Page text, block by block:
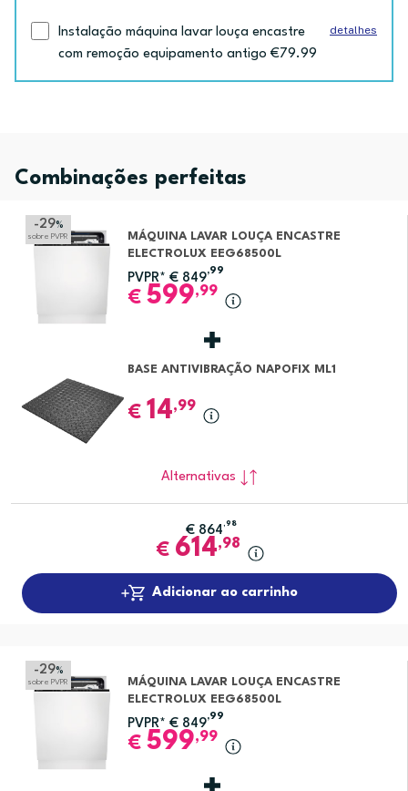
Instalação máquina lavar louça encastre
com remoção equipamento antigo €79.99
detalhes
Combinações perfeitas
-29%
sobre PVPR
MÁQUINA LAVAR LOUÇA ENCASTRE
ELECTROLUX EEG68500L
PVPR* € 849
,99
€ 599,99
BASE ANTIVIBRAÇÃO NAPOFIX ML1
€ 14,99
Alternativas
€ 864,98
€ 614,98
Adicionar ao carrinho
-29%
sobre PVPR
MÁQUINA LAVAR LOUÇA ENCASTRE
ELECTROLUX EEG68500L
PVPR* € 849
,99
€ 599,99